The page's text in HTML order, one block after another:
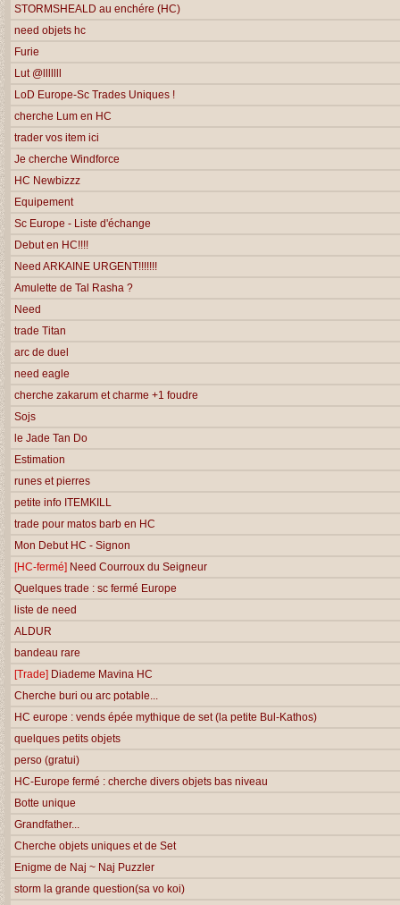
STORMSHEALD au enchére (HC)
need objets hc
Furie
Lut @lllllll
LoD Europe-Sc Trades Uniques !
cherche Lum en HC
trader vos item ici
Je cherche Windforce
HC Newbizzz
Equipement
Sc Europe - Liste d'échange
Debut en HC!!!!
Need ARKAINE URGENT!!!!!!!
Amulette de Tal Rasha ?
Need
trade Titan
arc de duel
need eagle
cherche zakarum et charme +1 foudre
Sojs
le Jade Tan Do
Estimation
runes et pierres
petite info ITEMKILL
trade pour matos barb en HC
Mon Debut HC - Signon
[HC-fermé] Need Courroux du Seigneur
Quelques trade : sc fermé Europe
liste de need
ALDUR
bandeau rare
[Trade] Diademe Mavina HC
Cherche buri ou arc potable...
HC europe : vends épée mythique de set (la petite Bul-Kathos)
quelques petits objets
perso (gratui)
HC-Europe fermé : cherche divers objets bas niveau
Botte unique
Grandfather...
Cherche objets uniques et de Set
Enigme de Naj ~ Naj Puzzler
storm la grande question(sa vo koi)